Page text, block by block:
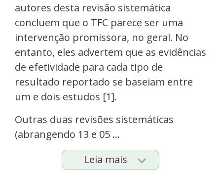
autores desta revisão sistemática
concluem que o TFC parece ser uma
intervenção promissora, no geral. No
entanto, eles advertem que as evidências
de efetividade para cada tipo de
resultado reportado se baseiam entre
um e dois estudos [1].
Outras duas revisões sistemáticas
(abrangendo 13 e 05 ...
Leia mais